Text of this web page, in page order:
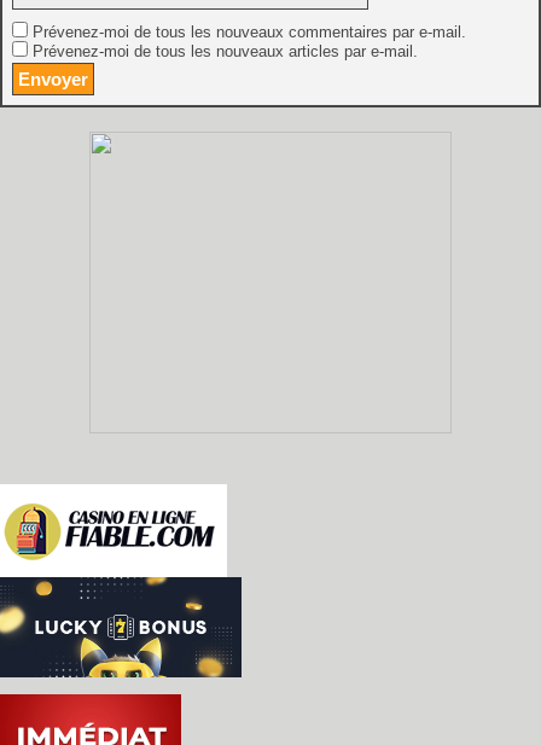
Prévenez-moi de tous les nouveaux commentaires par e-mail.
Prévenez-moi de tous les nouveaux articles par e-mail.